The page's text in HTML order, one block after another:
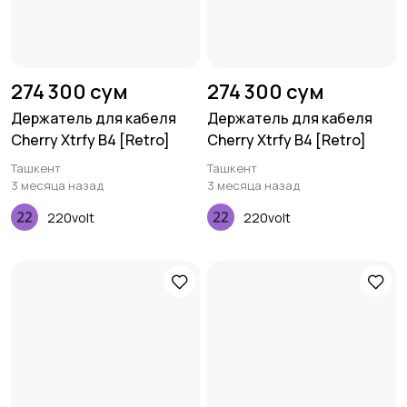
274 300 сум
Держатель для кабеля
Cherry Xtrfy B4 [Retro]
Ташкент
3 месяца назад
220volt
274 300 сум
Держатель для кабеля
Cherry Xtrfy B4 [Retro]
Ташкент
3 месяца назад
220volt